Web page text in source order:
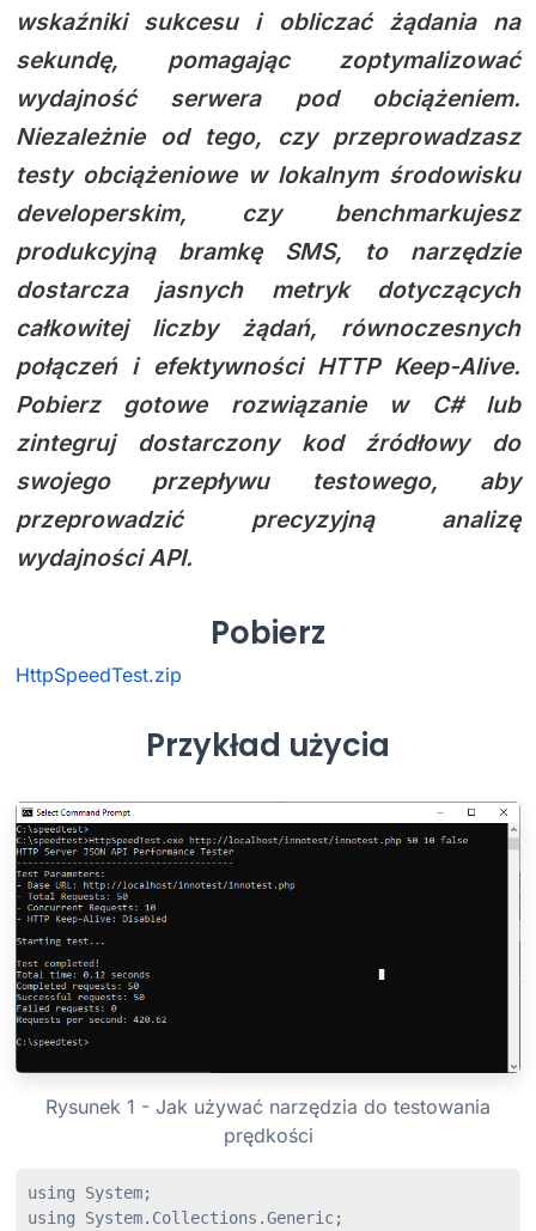
wskaźniki sukcesu i obliczać żądania na
sekundę, pomagając zoptymalizować
wydajność serwera pod obciążeniem.
Niezależnie od tego, czy przeprowadzasz
testy obciążeniowe w lokalnym środowisku
developerskim, czy benchmarkujesz
produkcyjną bramkę SMS, to narzędzie
dostarcza jasnych metryk dotyczących
całkowitej liczby żądań, równoczesnych
połączeń i efektywności HTTP Keep-Alive.
Pobierz gotowe rozwiązanie w C# lub
zintegruj dostarczony kod źródłowy do
swojego przepływu testowego, aby
przeprowadzić precyzyjną analizę
wydajności API.
Pobierz
HttpSpeedTest.zip
Przykład użycia
Rysunek 1 - Jak używać narzędzia do testowania
prędkości
using System;
using System.Collections.Generic;